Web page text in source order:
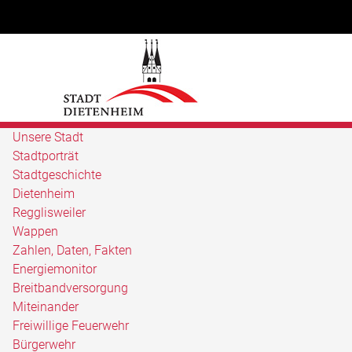
Unsere Stadt
Stadtporträt
Stadtgeschichte
Dietenheim
Regglisweiler
Wappen
Zahlen, Daten, Fakten
Energiemonitor
Breitbandversorgung
Miteinander
Freiwillige Feuerwehr
Bürgerwehr